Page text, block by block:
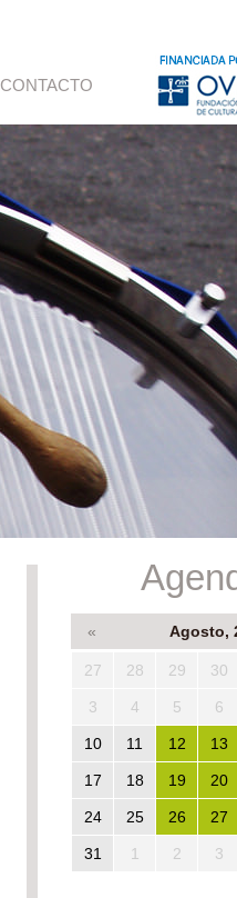
CONTACTO
« Agosto,
27 28 29 30
3 4 5 6
10 11 12 13
17 18 19 20
24 25 26 27
31 1 2 3